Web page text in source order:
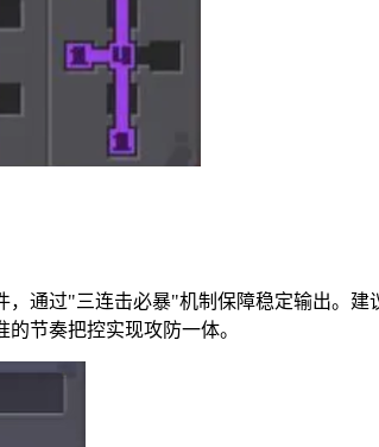
，通过"三连击必暴"机制保障稳定输出。
节奏把控实现攻防一体。